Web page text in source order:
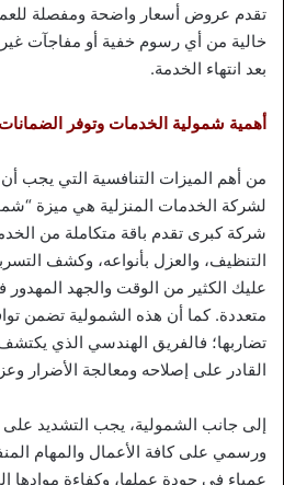
تقدم عروض أسعار واضحة ومفصلة
خالية من أي رسوم خفية أو مفاجآت
بعد انتهاء الخدمة.
أهمية شمولية الخدمات وتوفر
من أهم الميزات التنافسية التي يجب
لشركة الخدمات المنزلية هي ميزة
شركة كبرى تقدم باقة متكاملة من
التنظيف، والعزل بأنواعه، وكشف
عليك الكثير من الوقت والجهد
متعددة. كما أن هذه الشمولية تضمن
تضاربها؛ فالفريق الهندسي الذي
القادر على إصلاحه ومعالجة الأضرار
إلى جانب الشمولية، يجب التشديد
ورسمي على كافة الأعمال والمهام
عمياء في جودة عملها، وكفاءة موادها